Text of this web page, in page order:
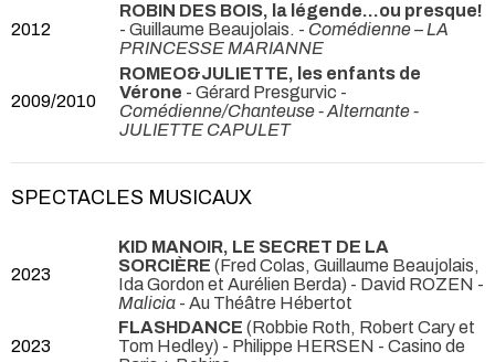
2012
ROBIN DES BOIS, la légende...ou presque!
- Guillaume Beaujolais. - Comédienne – LA
PRINCESSE MARIANNE
2009/2010
ROMEO&JULIETTE, les enfants de
Vérone - Gérard Presgurvic -
Comédienne/Chanteuse - Alternante -
JULIETTE CAPULET
SPECTACLES MUSICAUX
2023
KID MANOIR, LE SECRET DE LA
SORCIÈRE (Fred Colas, Guillaume Beaujolais,
Ida Gordon et Aurélien Berda) - David ROZEN -
Malicia - Au Théâtre Hébertot
2023
FLASHDANCE (Robbie Roth, Robert Cary et
Tom Hedley) - Philippe HERSEN - Casino de